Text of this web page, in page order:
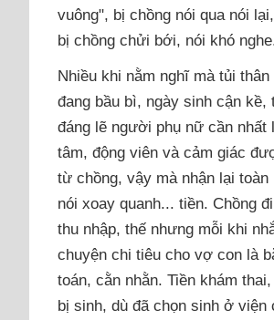
vuông", bị chồng nói qua nói
bị chồng chửi bới, nói khó
Nhiều khi nằm nghĩ mà tủi thân
đang bầu bì, ngày sinh cận kề,
đáng lẽ người phụ nữ cần nhất
tâm, động viên và cảm giác
từ chồng, vậy mà nhận lại
nói xoay quanh... tiền. Chồng
thu nhập, thế nhưng mỗi khi
chuyện chi tiêu cho vợ con là
toán, cằn nhằn. Tiền khám
bị sinh, dù đã chọn sinh ở viện